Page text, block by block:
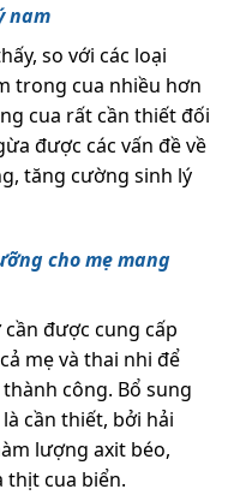
nam
so với các loại
trong cua nhiều hơn
cua rất cần thiết đối
được các vấn đề về
tăng cường sinh lý
cho mẹ mang
được cung cấp
mẹ và thai nhi để
công. Bổ sung
cần thiết, bởi hải
lượng axit béo,
thịt cua biển.